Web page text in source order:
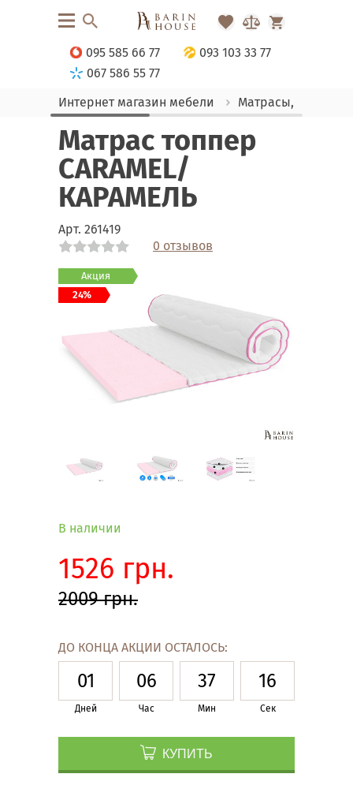
095 585 66 77
093 103 33 77
067 586 55 77
Интернет магазин мебели
Матрасы, текстиль
Матрас топпер
CARAMEL/
КАРАМЕЛЬ
Арт. 261419
0 отзывов
Акция
24%
Link
Link
Link
В наличии
1526 грн.
2009 грн.
ДО КОНЦА АКЦИИ ОСТАЛОСЬ:
01
Дней
06
Час
37
Мин
15
Сек
КУПИТЬ